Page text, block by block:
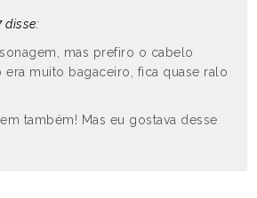
disse:
mas prefiro o cabelo
muito bagaceiro, fica quase ralo
também! Mas eu gostava desse